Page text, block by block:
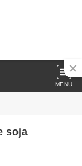
MENU
soja